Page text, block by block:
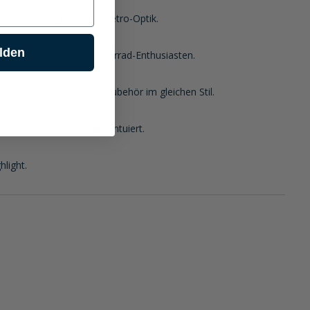
eine ansprechende Retro-Optik.
perfekt für jeden Motorrad-Enthusiasten.
mit Motorradzubehör im gleichen Stil.
Räume stilvoll akzentuiert.